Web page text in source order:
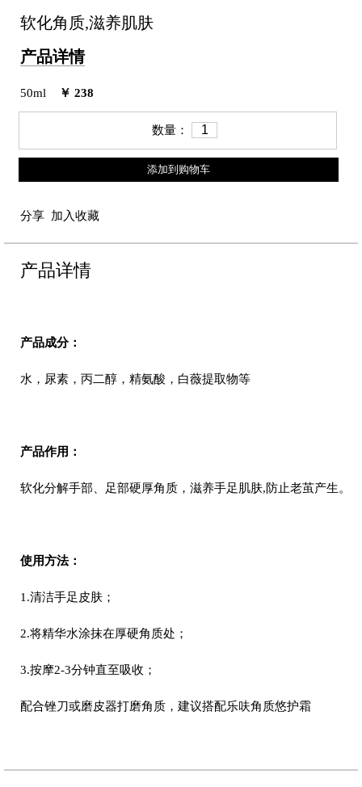
软化角质,滋养肌肤
产品详情
50ml ￥ 238
数量：
添加到购物车
分享 加入收藏
产品详情
产品成分：
水，尿素，丙二醇，精氨酸，白薇提取物等
产品作用：
软化分解手部、足部硬厚角质，滋养手足肌肤,防止老茧产生。
使用方法：
1.清洁手足皮肤；
2.将精华水涂抹在厚硬角质处；
3.按摩2-3分钟直至吸收；
配合锉刀或磨皮器打磨角质，建议搭配乐呋角质悠护霜